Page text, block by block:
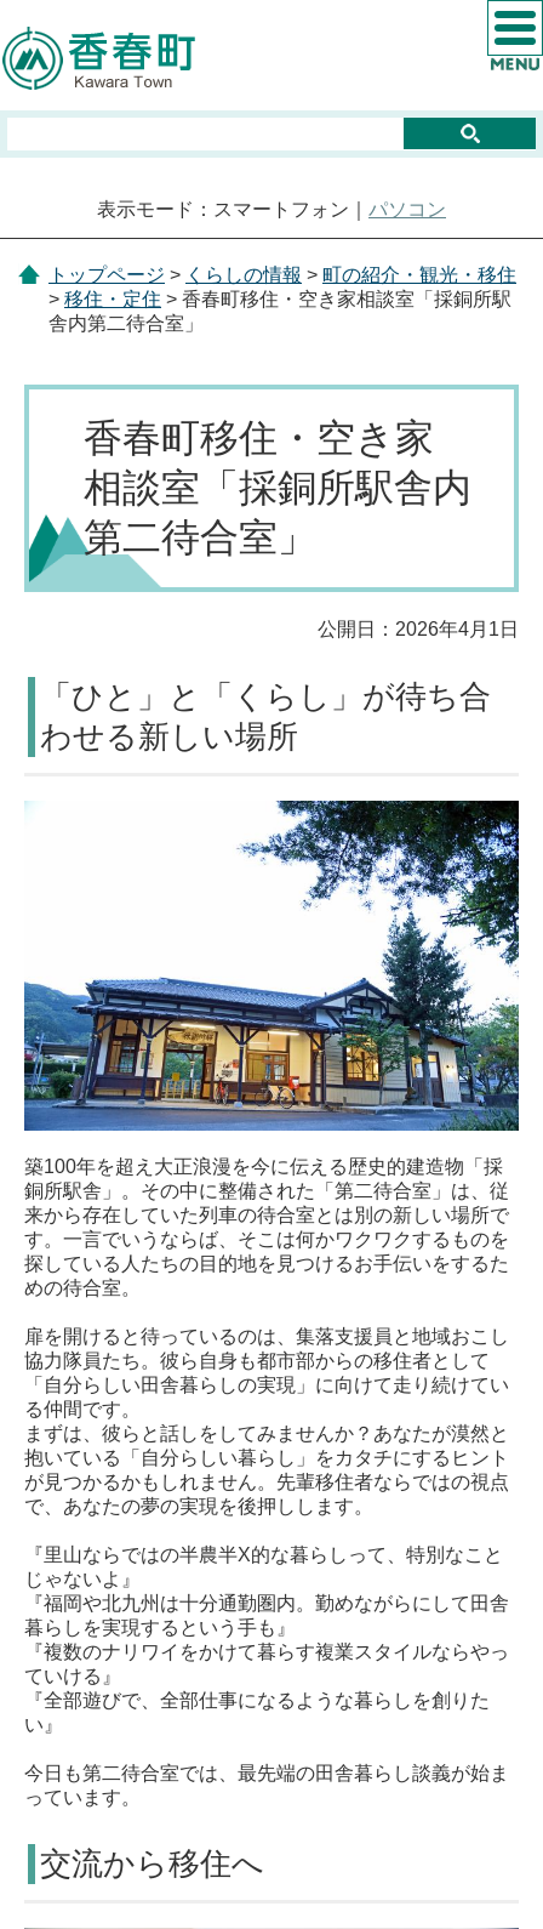
表示モード：スマートフォン｜ パソコン
トップページ > くらしの情報 > 町の紹介・観光・移住
> 移住・定住 > 香春町移住・空き家相談室「採銅所駅
舎内第二待合室」
香春町移住・空き家
相談室「採銅所駅舎内
第二待合室」
公開日：2026年4月1日
「ひと」と「くらし」が待ち合
わせる新しい場所
築100年を超え大正浪漫を今に伝える歴史的建造物「採
銅所駅舎」。その中に整備された「第二待合室」は、従
来から存在していた列車の待合室とは別の新しい場所で
す。一言でいうならば、そこは何かワクワクするものを
探している人たちの目的地を見つけるお手伝いをするた
めの待合室。
扉を開けると待っているのは、集落支援員と地域おこし
協力隊員たち。彼ら自身も都市部からの移住者として
「自分らしい田舎暮らしの実現」に向けて走り続けてい
る仲間です。
まずは、彼らと話しをしてみませんか？あなたが漠然と
抱いている「自分らしい暮らし」をカタチにするヒント
が見つかるかもしれません。先輩移住者ならではの視点
で、あなたの夢の実現を後押しします。
『里山ならではの半農半X的な暮らしって、特別なこと
じゃないよ』
『福岡や北九州は十分通勤圏内。勤めながらにして田舎
暮らしを実現するという手も』
『複数のナリワイをかけて暮らす複業スタイルならやっ
ていける』
『全部遊びで、全部仕事になるような暮らしを創りた
い』
今日も第二待合室では、最先端の田舎暮らし談義が始ま
っています。
交流から移住へ